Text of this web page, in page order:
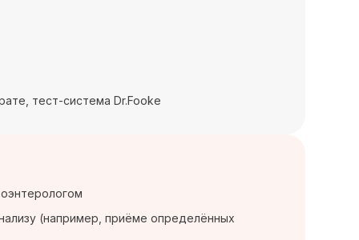
тест-система Dr.Fooke
(например, приёме определённых